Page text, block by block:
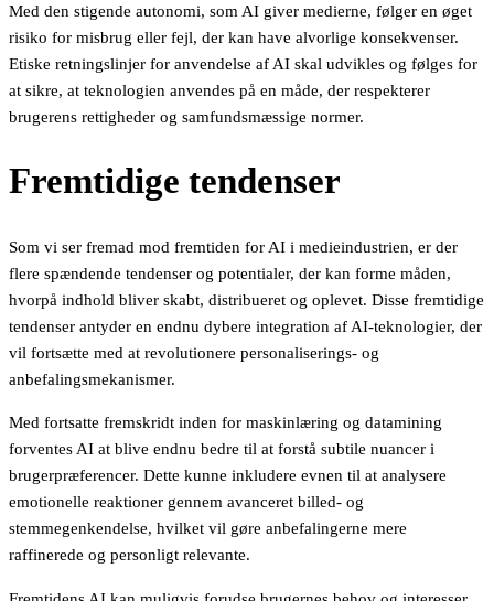
Med den stigende autonomi, som AI giver medierne, følger en øget
risiko for misbrug eller fejl, der kan have alvorlige konsekvenser.
Etiske retningslinjer for anvendelse af AI skal udvikles og følges for
at sikre, at teknologien anvendes på en måde, der respekterer
brugerens rettigheder og samfundsmæssige normer.
Fremtidige tendenser
Som vi ser fremad mod fremtiden for AI i medieindustrien, er der
flere spændende tendenser og potentialer, der kan forme måden,
hvorpå indhold bliver skabt, distribueret og oplevet. Disse fremtidige
tendenser antyder en endnu dybere integration af AI-teknologier, der
vil fortsætte med at revolutionere personaliserings- og
anbefalingsmekanismer.
Med fortsatte fremskridt inden for maskinlæring og datamining
forventes AI at blive endnu bedre til at forstå subtile nuancer i
brugerpræferencer. Dette kunne inkludere evnen til at analysere
emotionelle reaktioner gennem avanceret billed- og
stemmegenkendelse, hvilket vil gøre anbefalingerne mere
raffinerede og personligt relevante.